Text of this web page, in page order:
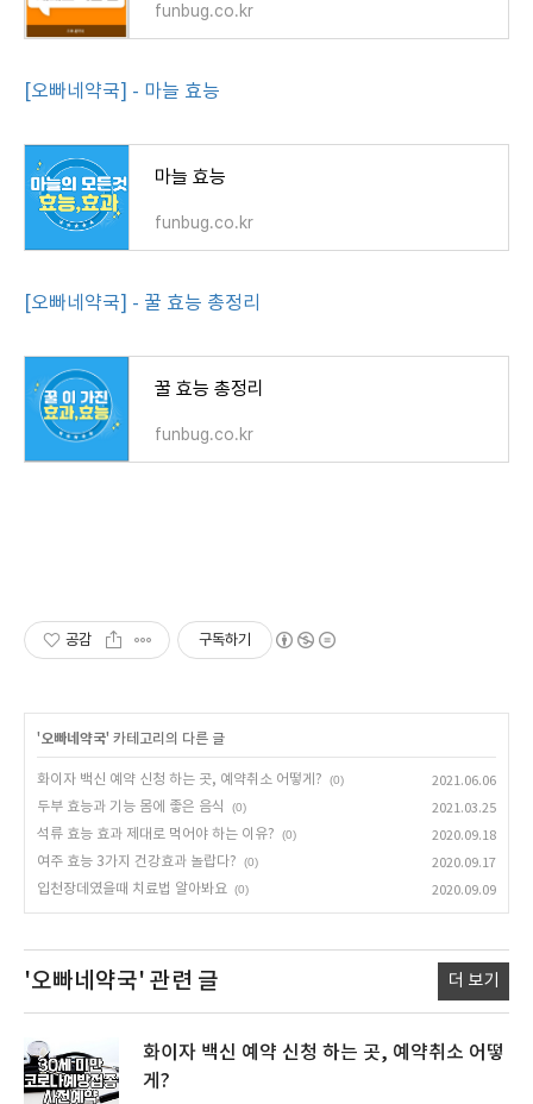
funbug.co.kr
[오빠네약국] - 마늘 효능
마늘 효능
funbug.co.kr
[오빠네약국] - 꿀 효능 총정리
꿀 효능 총정리
funbug.co.kr
공감 구독하기
'오빠네약국' 카테고리의 다른 글
화이자 백신 예약 신청 하는 곳, 예약취소 어떻게? (0)
2021.06.06
두부 효능과 기능 몸에 좋은 음식
(0)
2021.03.25
석류 효능 효과 제대로 먹어야 하는 이유?
(0)
2020.09.18
여주 효능 3가지 건강효과 놀랍다?
(0)
2020.09.17
입천장데였을때 치료법 알아봐요 (0) 2020.09.09
'오빠네약국' 관련 글 더 보기
화이자 백신 예약 신청 하는 곳, 예약취소 어떻
게?